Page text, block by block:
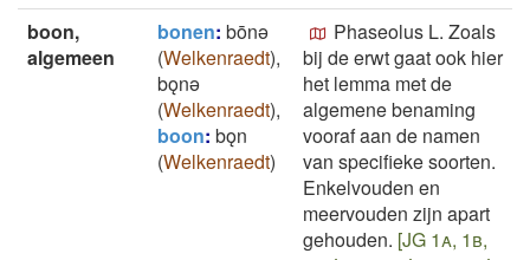
boon,
algemeen
bonen: bōnǝ
(Welkenraedt),
bǫnǝ
(Welkenraedt),
boon: bǫn
(Welkenraedt)
Phaseolus L. Zoals
bij de erwt gaat ook hier
het lemma met de
algemene benaming
vooraf aan de namen
van specifieke soorten.
Enkelvouden en
meervouden zijn apart
gehouden. [JG 1a, 1b,